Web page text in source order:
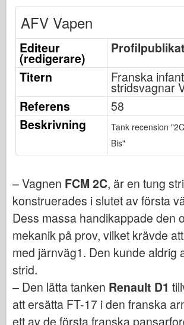
Muttrar & bultar
Ny förtrupp
Fiskgjuse modellering
Osprey Förlag
Skvadronsignal
Tankpower
Lastbilar & Tankar
Wydawnictwo Militaria
Maquettes (maquettes)
Academy
Ace Modeller
AFV-klubb
Airfix
AZ-modell
Svart hund
AFV Vapen
Editeur
(redigerare)
Titern
Franska
stridsvagnar
Referens
58
Beskrivning
Tank recension
Bis"
– Vagnen FCM 2C, är en tung
konstruerades i slutet av första
Dess massa handikappade den
mekanik på prov, vilket krävde
med järnväg1. Den kunde aldrig
strid.
– Den lätta tanken Renault D1
att ersätta FT-17 i den franska
ett av de första franska